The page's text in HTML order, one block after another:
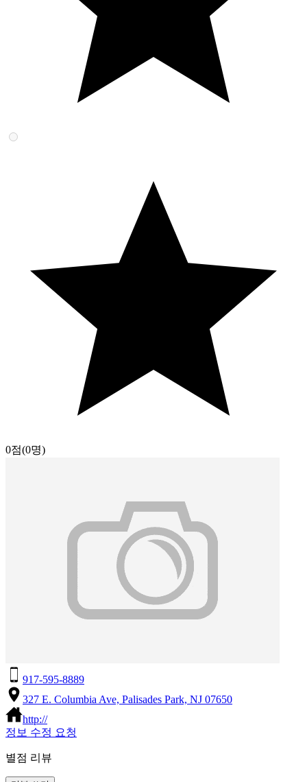
0점(0명)
917-595-8889
327 E. Columbia Ave, Palisades Park, NJ 07650
http://
정보 수정 요청
별점 리뷰